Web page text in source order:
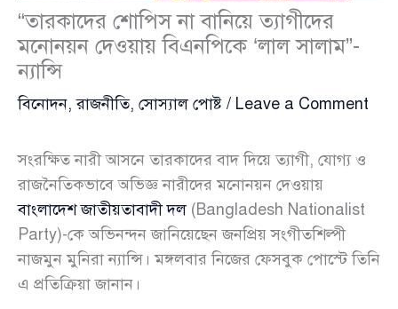
“তারকাদের শোপিস না বানিয়ে ত্যাগীদের
মনোনয়ন দেওয়ায় বিএনপিকে ‘লাল সালাম”-
ন্যান্সি
বিনোদন,রাজনীতি, সোস্যাল পোষ্ট / Leave a Comment
সংরক্ষিত নারী আসনে তারকাদের বাদ দিয়ে ত্যাগী, যোগ্য ও
রাজনৈতিকভাবে অভিজ্ঞ নারীদের মনোনয়ন দেওয়ায়
বাংলাদেশ জাতীয়তাবাদী দল(Bangladesh Nationalist
Party)-কে অভিনন্দন জানিয়েছেন জনপ্রিয় সংগীতশিল্পী
নাজমুন মুনিরা ন্যান্সি। মঙ্গলবার নিজের ফেসবুক পোস্টে তিনি
এ প্রতিক্রিয়া জানান।